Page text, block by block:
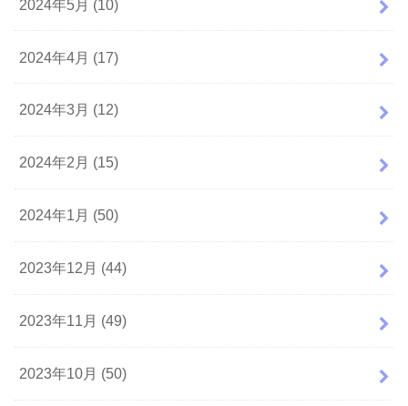
2024年5月 (10)
2024年4月 (17)
2024年3月 (12)
2024年2月 (15)
2024年1月 (50)
2023年12月 (44)
2023年11月 (49)
2023年10月 (50)